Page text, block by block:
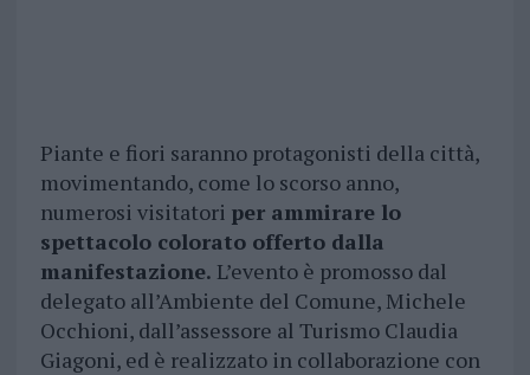
Piante e fiori saranno protagonisti della città,
movimentando, come lo scorso anno,
numerosi visitatori per ammirare lo
spettacolo colorato offerto dalla
manifestazione. L’evento è promosso dal
delegato all’Ambiente del Comune, Michele
Occhioni, dall’assessore al Turismo Claudia
Giagoni, ed è realizzato in collaborazione con